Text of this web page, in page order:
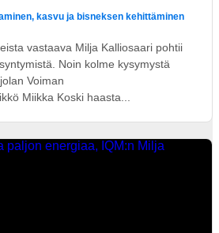
kasvu ja bisneksen kehittäminen
vastaava Milja Kalliosaari pohtii
Noin kolme kysymystä
Voiman
Miikka Koski haasta...